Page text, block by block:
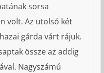
sorsa
volt. Az utolsó két
gárda várt rájuk.
össze az addig
Nagyszámú